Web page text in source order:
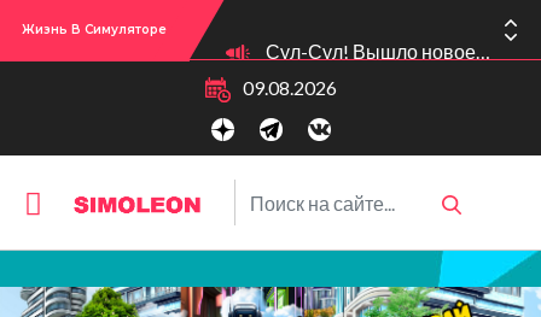
Жизнь В Симуляторе
09.08.2026